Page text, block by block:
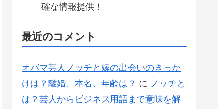
確な情報提供！
最近のコメント
オバマ芸人ノッチと嫁の出会いのきっか
けは？離婚、本名、年齢は？ に ノッチと
は？芸人からビジネス用語まで意味を解